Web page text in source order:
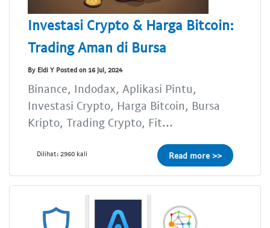
Investasi Crypto & Harga Bitcoin:
Trading Aman di Bursa
By Eldi Y Posted on 16 Jul, 2024
Binance, Indodax, Aplikasi Pintu,
Investasi Crypto, Harga Bitcoin, Bursa
Kripto, Trading Crypto, Fit...
Dilihat: 2960 kali Read more >>